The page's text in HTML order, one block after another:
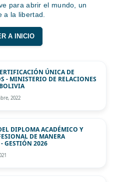
para abrir el mundo, un
a la libertad.
A INICIO
ÚNICA DE
- MINISTERIO DE RELACIONES
2022
DIPLOMA ACADÉMICO Y
DE MANERA
GESTIÓN 2026